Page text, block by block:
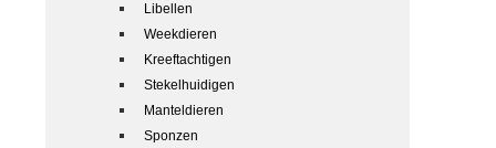
Libellen
Weekdieren
Kreeftachtigen
Stekelhuidigen
Manteldieren
Sponzen